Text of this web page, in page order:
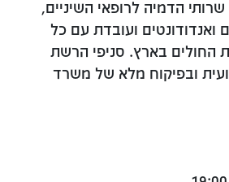
הדמיה לרופאי השיניים,
ואנדודונטים ועובדת עם כל
החולים בארץ. סניפי הרשת
ובפיקוח מלא של משרד